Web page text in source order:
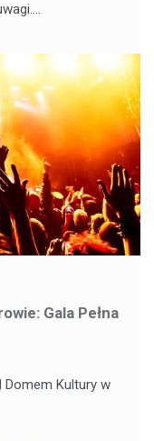
Gala Pełna
Domem Kultury w